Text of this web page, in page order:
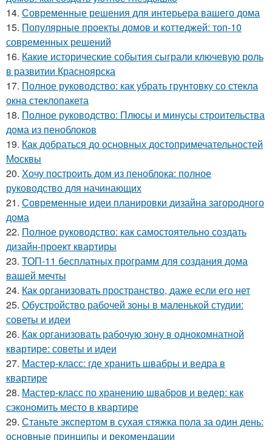
14. Современные решения для интерьера вашего дома
15. Популярные проекты домов и коттеджей: топ-10
современных решений
16. Какие исторические события сыграли ключевую роль
в развитии Красноярска
17. Полное руководство: как убрать грунтовку со стекла
окна стеклопакета
18. Полное руководство: Плюсы и минусы строительства
дома из пеноблоков
19. Как добраться до основных достопримечательностей
Москвы
20. Хочу построить дом из пеноблока: полное
руководство для начинающих
21. Современные идеи планировки дизайна загородного
дома
22. Полное руководство: как самостоятельно создать
дизайн-проект квартиры
23. ТОП-11 бесплатных программ для создания дома
вашей мечты
24. Как организовать пространство, даже если его нет
25. Обустройство рабочей зоны в маленькой студии:
советы и идеи
26. Как организовать рабочую зону в однокомнатной
квартире: советы и идеи
27. Мастер-класс: где хранить швабры и ведра в
квартире
28. Мастер-класс по хранению швабров и ведер: как
сэкономить место в квартире
29. Станьте экспертом в сухая стяжка пола за один день:
основные принципы и рекомендации